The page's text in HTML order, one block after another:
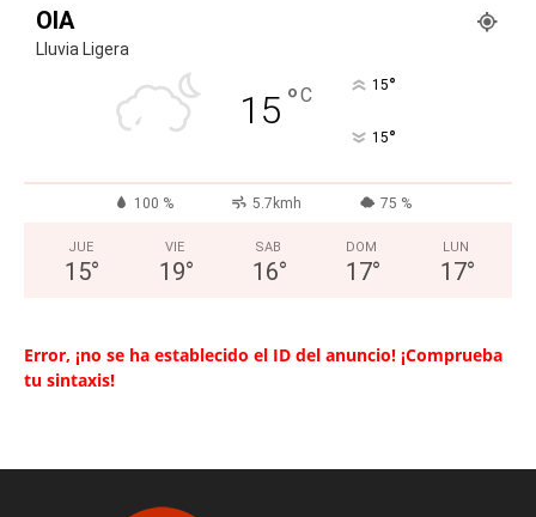
OIA
Lluvia Ligera
15 °C 15°
15°
100 % 5.7kmh 75 %
JUE
15°
VIE
19°
SAB
16°
DOM
17°
LUN
17°
Error, ¡no se ha establecido el ID del anuncio! ¡Comprueba
tu sintaxis!